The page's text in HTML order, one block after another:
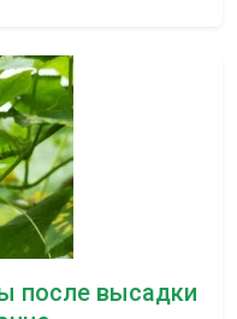
после высадки